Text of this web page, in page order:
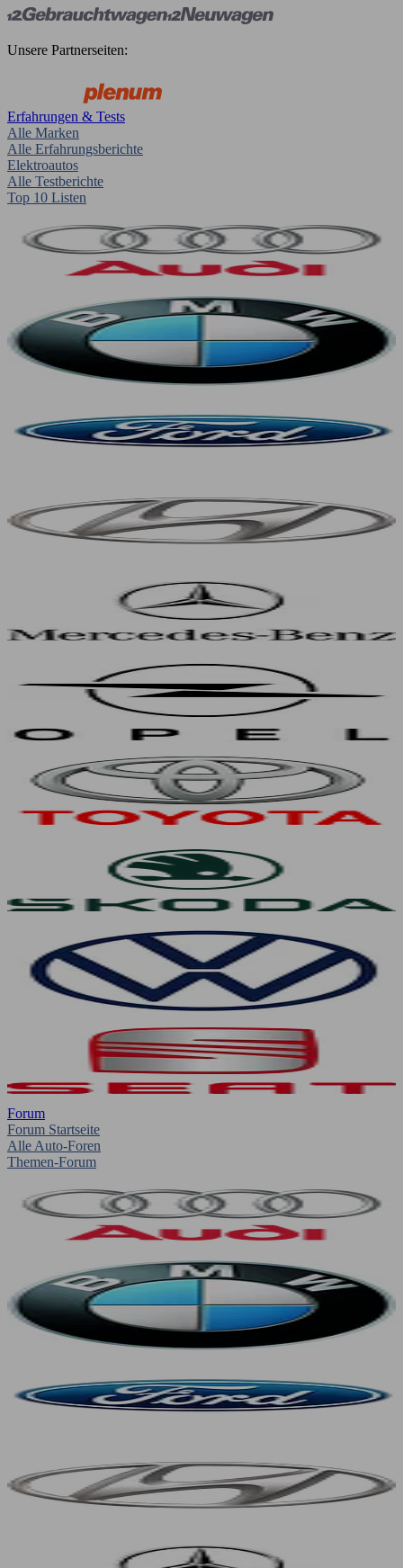
Unsere Partnerseiten:
Erfahrungen & Tests
Alle Marken
Alle Erfahrungsberichte
Elektroautos
Alle Testberichte
Top 10 Listen
Forum
Forum Startseite
Alle Auto-Foren
Themen-Forum